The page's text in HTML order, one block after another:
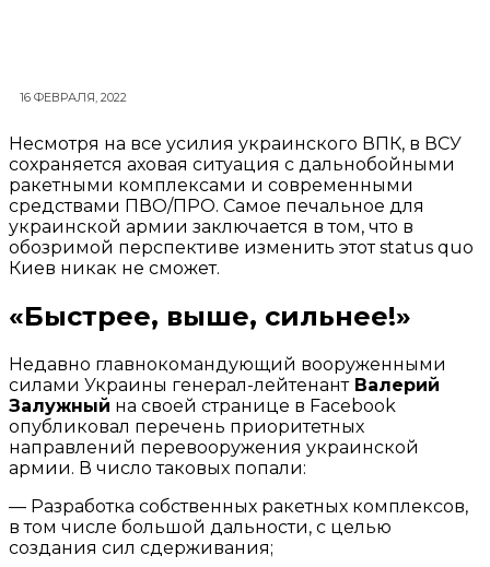
16 ФЕВРАЛЯ, 2022
Несмотря на все усилия украинского ВПК, в ВСУ
сохраняется аховая ситуация с дальнобойными
ракетными комплексами и современными
средствами ПВО/ПРО. Самое печальное для
украинской армии заключается в том, что в
обозримой перспективе изменить этот status quo
Киев никак не сможет.
«Быстрее, выше, сильнее!»
Недавно главнокомандующий вооруженными
силами Украины генерал-лейтенантВалерий
Залужный на своей странице в Facebook
опубликовал перечень приоритетных
направлений перевооружения украинской
армии. В число таковых попали:
— Разработка собственных ракетных комплексов,
в том числе большой дальности, с целью
создания сил сдерживания;